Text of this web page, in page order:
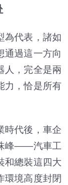
代表，諸如
通過這一方向
人，完全是兩
力，恰是所有
時代後，車企
峰——汽車工
和總裝這四大
環境高度封閉